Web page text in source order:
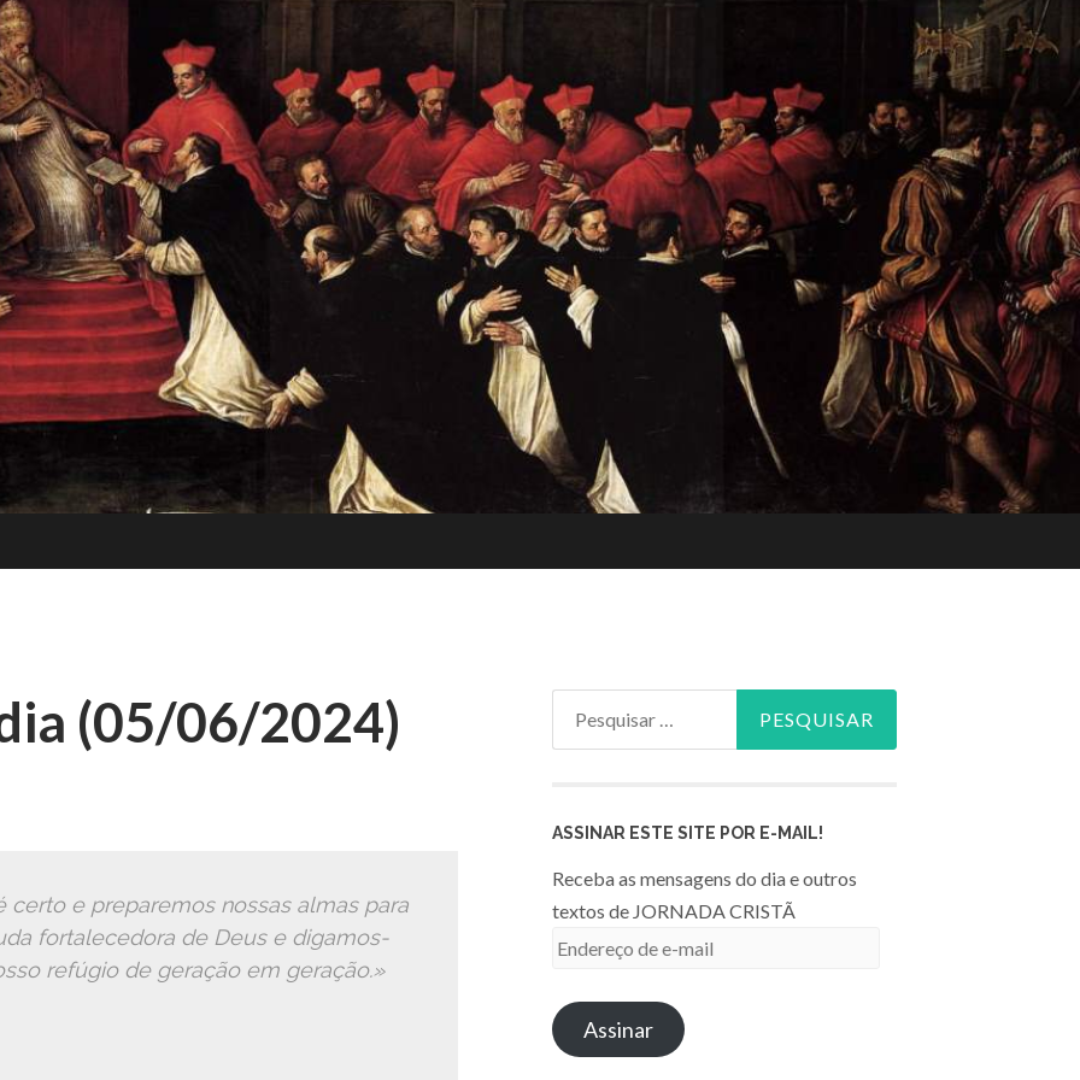
JO
RN
A
CRI
Para a
comunhão
com a
Santa Igreja
Católica
Romana
(05/06/2024)
certo e preparemos nossas almas para
fortalecedora de Deus e digamos-
refúgio de geração em geração.»
ASSINAR ESTE SITE POR E-MAIL!
Receba as mensagens do dia e outros
textos de JORNADA CRISTÃ
Endereço
e-
mailAssinar